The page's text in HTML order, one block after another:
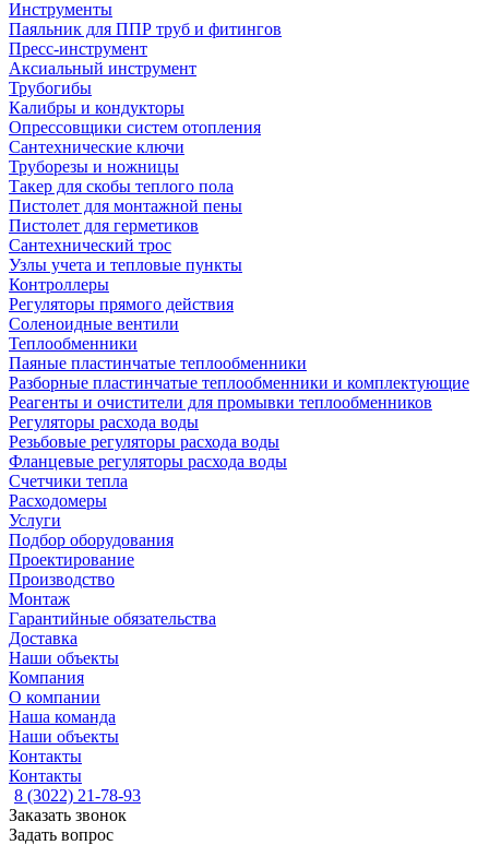
Инструменты
Паяльник для ППР труб и фитингов
Пресс-инструмент
Аксиальный инструмент
Трубогибы
Калибры и кондукторы
Опрессовщики систем отопления
Сантехнические ключи
Труборезы и ножницы
Такер для скобы теплого пола
Пистолет для монтажной пены
Пистолет для герметиков
Сантехнический трос
Узлы учета и тепловые пункты
Контроллеры
Регуляторы прямого действия
Соленоидные вентили
Теплообменники
Паяные пластинчатые теплообменники
Разборные пластинчатые теплообменники и комплектующие
Реагенты и очистители для промывки теплообменников
Регуляторы расхода воды
Резьбовые регуляторы расхода воды
Фланцевые регуляторы расхода воды
Счетчики тепла
Расходомеры
Услуги
Подбор оборудования
Проектирование
Производство
Монтаж
Гарантийные обязательства
Доставка
Наши объекты
Компания
О компании
Наша команда
Наши объекты
Контакты
Контакты
8 (3022) 21-78-93
Заказать звонок
Задать вопрос